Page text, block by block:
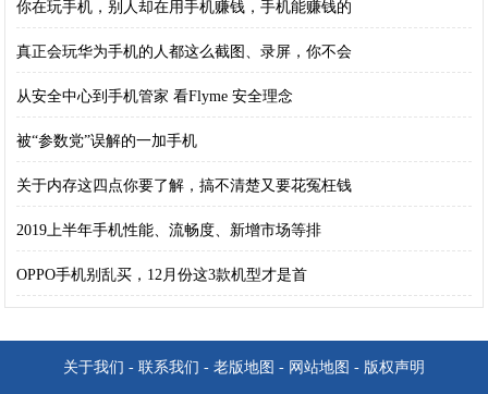
你在玩手机，别人却在用手机赚钱，手机能赚钱的
真正会玩华为手机的人都这么截图、录屏，你不会
从安全中心到手机管家 看Flyme 安全理念
被“参数党”误解的一加手机
关于内存这四点你要了解，搞不清楚又要花冤枉钱
2019上半年手机性能、流畅度、新增市场等排
OPPO手机别乱买，12月份这3款机型才是首
关于我们 - 联系我们 - 老版地图 - 网站地图 - 版权声明